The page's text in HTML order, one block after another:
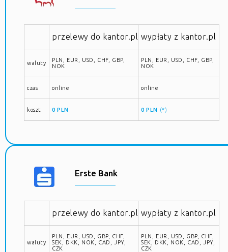
przelewy do kantor.pl wypłaty z kantor.pl
waluty
PLN, EUR, USD, CHF, GBP,
NOK
PLN, EUR, USD, CHF, GBP,
NOK
czas online online
koszt 0 PLN 0 PLN (*)
Erste Bank
przelewy do kantor.pl wypłaty z kantor.pl
waluty
PLN, EUR, USD, GBP, CHF,
SEK, DKK, NOK, CAD, JPY,
CZK
PLN, EUR, USD, GBP, CHF,
SEK, DKK, NOK, CAD, JPY,
CZK